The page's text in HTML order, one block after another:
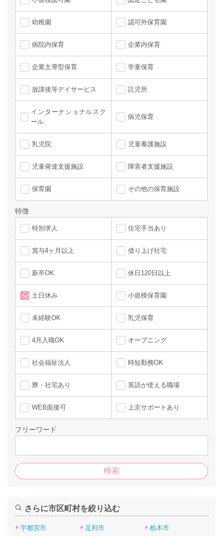
幼稚園 認可外保育園
病院内保育 企業内保育
企業主導型保育 学童保育
放課後等デイサービス 託児所
インターナショナルスク
ール
病児保育
乳児院 児童養護施設
児童発達支援施設 障害者支援施設
保育園 その他の保育施設
特徴
特別求人 住宅手当あり
賞与4ヶ月以上 借り上げ社宅
新卒OK 休日120日以上
土日休み 小規模保育園
未経験OK 乳児保育
4月入職OK オープニング
社会福祉法人 時短勤務OK
寮・社宅あり 英語が使える職場
WEB面接可 上京サポートあり
フリーワード
さらに市区町村を絞り込む
宇都宮市 足利市
栃木市